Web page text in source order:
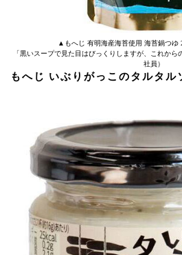
▲もへじ 有明海産海苔使用 海苔鍋つゆ
「黒いスープで見た目はびっくりしますが、これか
社員）
もへじ いぶりがっこのタルタル